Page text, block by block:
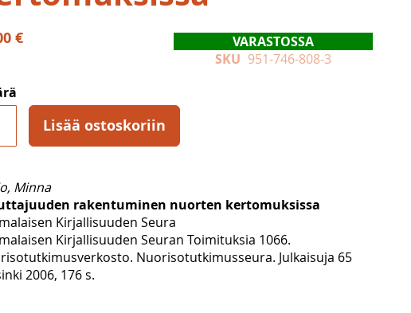
€
VARASTOSSA
SKU 951-746-808-3
Lisää ostoskoriin
Minna
rakentuminen nuorten kertomuksissa
Kirjallisuuden Seura
Kirjallisuuden Seuran Toimituksia 1066.
Nuorisotutkimusseura. Julkaisuja 65
2006, 176 s.